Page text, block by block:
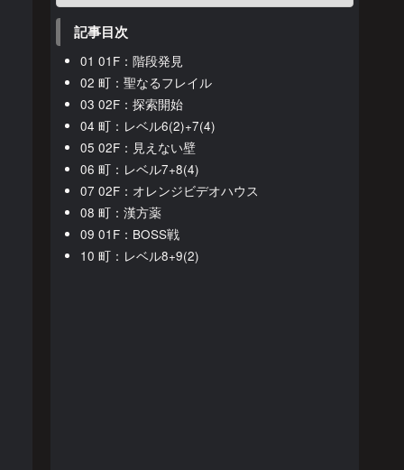
記事目次
01 01F：階段発見
02 町：聖なるフレイル
03 02F：探索開始
04 町：レベル6(2)+7(4)
05 02F：見えない壁
06 町：レベル7+8(4)
07 02F：オレンジビデオハウス
08 町：漢方薬
09 01F：BOSS戦
10 町：レベル8+9(2)